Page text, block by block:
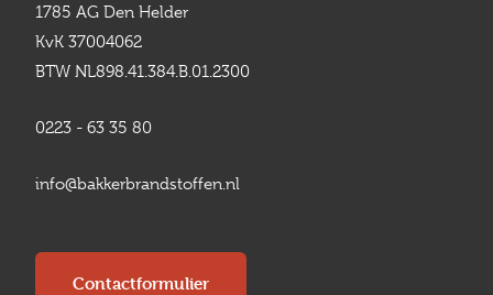
1785 AG Den Helder
KvK 37004062
BTW NL898.41.384.B.01.2300
0223 - 63 35 80
info@bakkerbrandstoffen.nl
Contactformulier